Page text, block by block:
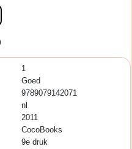
1
Goed
9789079142071
nl
2011
CocoBooks
9e druk